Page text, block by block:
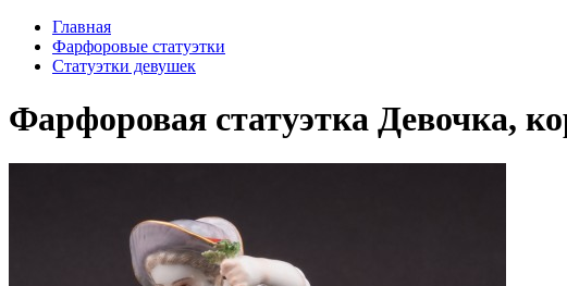
Главная
Фарфоровые статуэтки
Статуэтки девушек
Фарфоровая статуэтка Девочка,